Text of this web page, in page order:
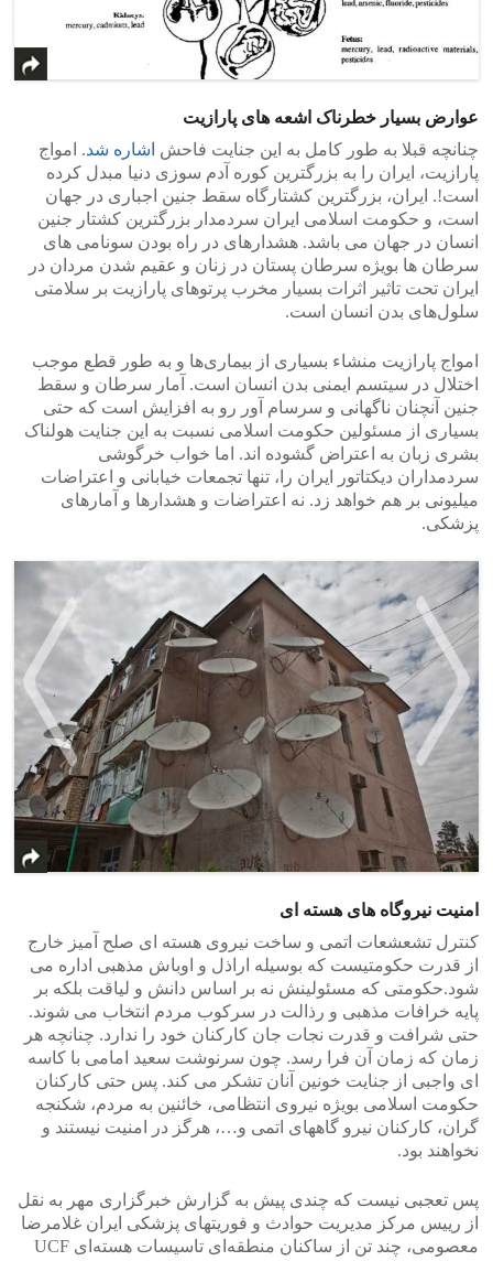
عوارض بسیار خطرناک اشعه های پارازیت
چنانچه قبلا به طور کامل به این جنایت فاحش اشاره شد. امواج
پارازیت، ایران را به بزرگترین کوره آدم سوزی دنیا مبدل کرده
است!. ایران، بزرگترین کشتارگاه سقط جنین اجباری در جهان
است، و حکومت اسلامی ایران سردمدار بزرگترین کشتار جنین
انسان در جهان می باشد. هشدارهای در راه بودن سونامی های
سرطان‌ ها بویژه سرطان پستان در زنان و عقیم شدن مردان در
ایران تحت تاثیر اثرات بسیار مخرب پرتوهای پارازیت‌ بر سلامتی
سلول‌های بدن انسان است.
امواج پارازیت منشاء بسیاری از بیماری‌ها و به طور قطع موجب
اختلال در سیتسم ایمنی بدن انسان است. آمار سرطان و سقط
جنین آنچنان ناگهانی و سرسام آور رو به افزایش است که حتی
بسیاری از مسئولین حکومت اسلامی نسبت به این جنایت هولناک
بشری زبان به اعتراض گشوده اند. اما خواب خرگوشی
سردمداران دیکتاتور ایران را، تنها تجمعات خیابانی و اعتراضات
میلیونی بر هم خواهد زد. نه اعتراضات و هشدارها و آمارهای
پزشکی.
امنیت نیروگاه های هسته ای
کنترل تشعشعات اتمی و ساخت نیروی هسته ای صلح آمیز خارج
از قدرت حکومتیست که بوسیله اراذل و اوباش مذهبی اداره می
شود.حکومتی که مسئولینش نه بر اساس دانش و لیاقت بلکه بر
پایه خرافات مذهبی و رذالت در سرکوب مردم انتخاب می شوند.
حتی شرافت و قدرت نجات جان کارکنان خود را ندارد. چنانچه هر
زمان که زمان آن فرا رسد. چون سرنوشت سعید امامی با کاسه
ای واجبی از جنایت خونین آنان تشکر می کند. پس حتی کارکنان
حکومت اسلامی بویژه نیروی انتظامی، خائنین به مردم، شکنجه
گران، کارکنان نیرو گاههای اتمی و…، هرگز در امنیت نیستند و
نخواهند بود.
پس تعجبی نیست که چندی پیش به گزارش خبرگزاری مهر به نقل
از رییس مرکز مدیریت حوادث و فوریتهای پزشکی ایران غلامرضا
معصومی، چند تن از ساکنان منطقه‌ای تاسیسات هسته‌ای UCF
>